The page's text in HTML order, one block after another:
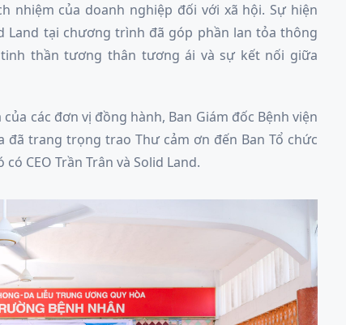
nhiệm của doanh nghiệp đối với xã hội. Sự hiện
Land tại chương trình đã góp phần lan tỏa thông
thần tương thân tương ái và sự kết nối giữa
các đơn vị đồng hành, Ban Giám đốc Bệnh viện
đã trang trọng trao Thư cảm ơn đến Ban Tổ chức
CEO Trần Trân và Solid Land.